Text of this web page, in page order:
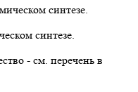
синтезе.
синтезе.
- см. перечень в